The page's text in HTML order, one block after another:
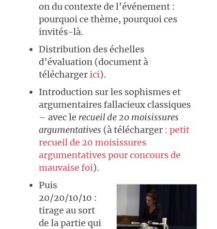
on du contexte de l’événement :
pourquoi ce thème, pourquoi ces
invités-là.
Distribution des échelles
d’évaluation (document à
téléchargerici).
Introduction sur les sophismes et
argumentaires fallacieux classiques
– avec le recueil de 20 moisissures
argumentatives (à télécharger : petit
recueil de 20 moisissures
argumentatives pour concours de
mauvaise foi).
Puis
20/20/10/10 :
tirage au sort
de la partie qui